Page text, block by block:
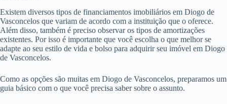
Existem diversos tipos de financiamentos imobiliários em Diogo de
Vasconcelos que variam de acordo com a instituição que o oferece.
Além disso, também é preciso observar os tipos de amortizações
existentes. Por isso é importante que você escolha o que melhor se
adapte ao seu estilo de vida e bolso para adquirir seu imóvel em Diogo
de Vasconcelos.
Como as opções são muitas em Diogo de Vasconcelos, preparamos um
guia básico com o que você precisa saber sobre o assunto.